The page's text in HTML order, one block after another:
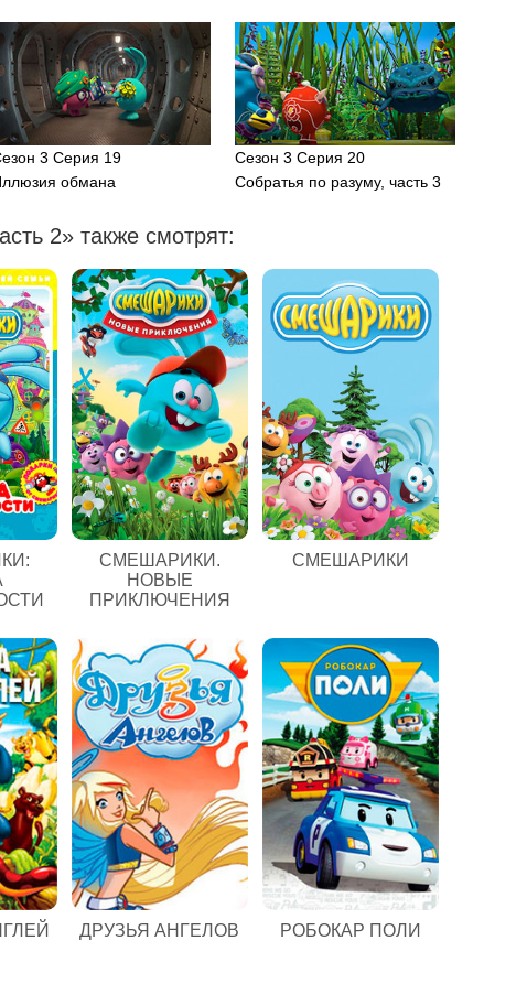
3 Серия 19
обмана
Сезон 3 Серия 20
Собратья по разуму, часть 3
2» также смотрят:
СМЕШАРИКИ.
НОВЫЕ
ПРИКЛЮЧЕНИЯ
СМЕШАРИКИ
ДРУЗЬЯ АНГЕЛОВ РОБОКАР ПОЛИ